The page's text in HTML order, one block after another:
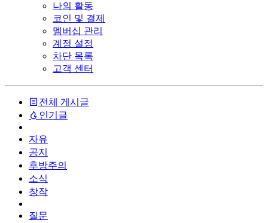
나의 활동
코인 및 결제
멤버십 관리
계정 설정
차단 목록
고객 센터
전체 게시글
인기글
자유
공지
후방주의
소식
창작
질문